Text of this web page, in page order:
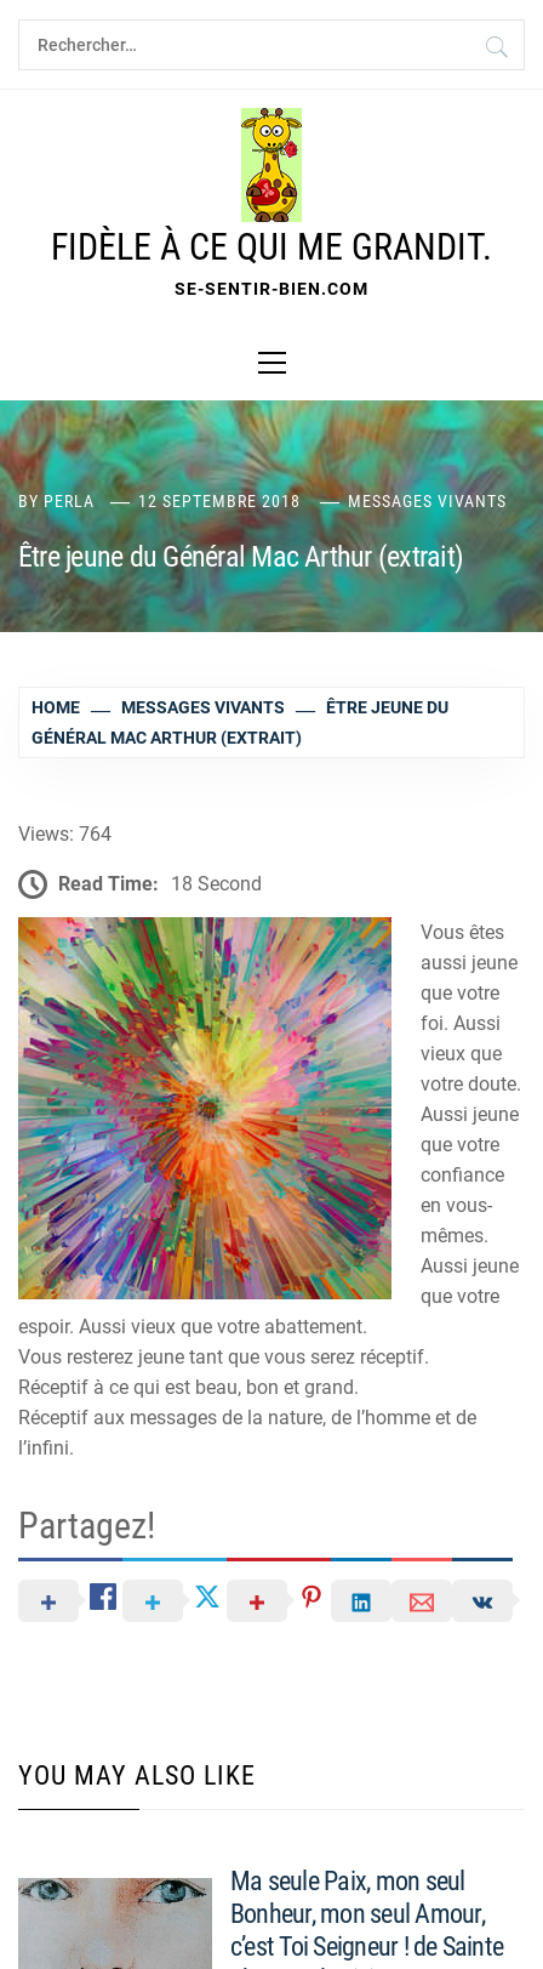
Skip
content
Rechercher :
FIDÈLE À CE QUI ME GRANDIT.
SE-SENTIR-BIEN.COM
Menu
BY PERLA 12 SEPTEMBRE 2018 MESSAGES VIVANTS
Être jeune du Général Mac Arthur (extrait)
HOME MESSAGES VIVANTS
ÊTRE JEUNE DU
GÉNÉRAL MAC ARTHUR (EXTRAIT)
Views: 764
Read Time: 18 Second
Vous êtes
aussi jeune
que votre
foi. Aussi
vieux que
votre doute.
Aussi jeune
que votre
confiance
en vous-
mêmes.
Aussi jeune
que votre
espoir. Aussi vieux que votre abattement.
Vous resterez jeune tant que vous serez réceptif.
Réceptif à ce qui est beau, bon et grand.
Réceptif aux messages de la nature, de l’homme et de
l’infini.
Partagez!
YOU MAY ALSO LIKE
Ma seule Paix, mon seul
Bonheur, mon seul Amour,
c’est Toi Seigneur ! de Sainte